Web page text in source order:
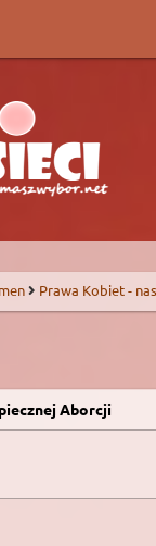
Prawa Kobiet -
Aborcji